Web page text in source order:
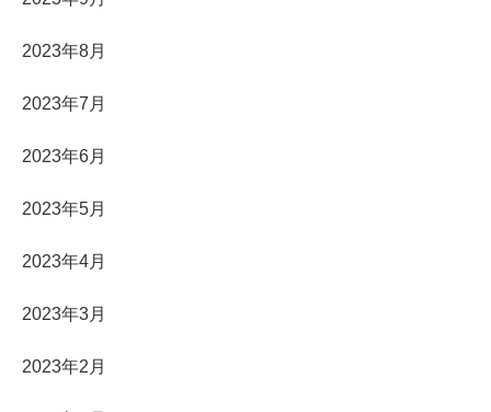
2023年8月
2023年7月
2023年6月
2023年5月
2023年4月
2023年3月
2023年2月